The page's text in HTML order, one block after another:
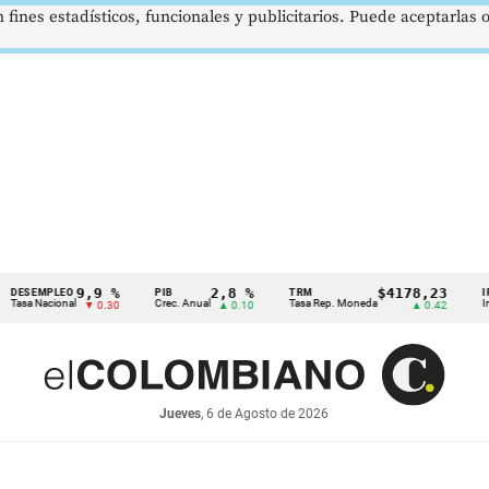
9,9 %
▼ 0.30
PIB
Crec. Anual
2,8 %
▲ 0.10
TRM
Tasa Rep. Moneda
$4178,23
▲ 0.42
IPC
Inflación
Jueves, 6 de Agosto de 2026
estadísticos, funcionales y publicitarios. Puede aceptarlas